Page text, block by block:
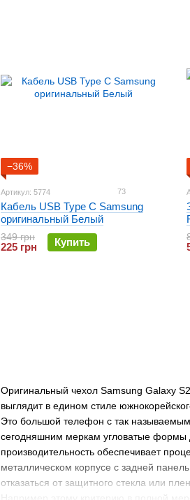
Оригинальный чехол Samsung Galaxy
выглядит в едином стиле
Это большой телефон с так
сегодняшним меркам угловатые формы
производительность обеспечивает
металлическом корпусе с задней
отказаться от защитного стекла или
−36%
Артикул: 5774 73
Кабель USB Type C Samsung
оригинальный Белый
349 грн
225 грн Купить